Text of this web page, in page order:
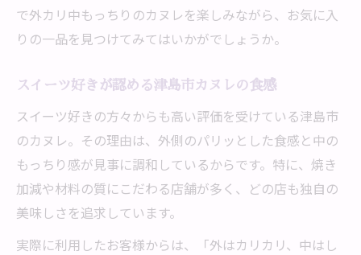
で外カリ中もっちりのカヌレを楽しみながら、お気に入
りの一品を見つけてみてはいかがでしょうか。
スイーツ好きが認める津島市カヌレの食感
スイーツ好きの方々からも高い評価を受けている津島市
のカヌレ。その理由は、外側のパリッとした食感と中の
もっちり感が見事に調和しているからです。特に、焼き
加減や材料の質にこだわる店舗が多く、どの店も独自の
美味しさを追求しています。
実際に利用したお客様からは、「外はカリカリ、中はし